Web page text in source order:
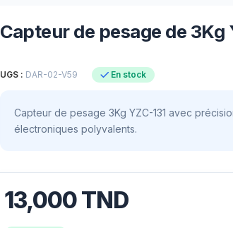
Capteur de pesage de 3Kg
UGS : DAR-02-V59 En stock
Capteur de pesage 3Kg YZC-131 avec
électroniques polyvalents.
13,000TND